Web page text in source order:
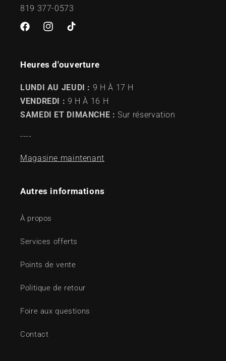
819 377-0573
FacebookInstagramTikTok
Heures d'ouverture
LUNDI AU JEUDI : 9 H À 17 H
VENDREDI : 9 H À 16 H
SAMEDI ET DIMANCHE : Sur réservation
----
Magasine maintenant
Autres informations
À propos
Services offerts
Points de vente
Politique de retour
Foire aux questions
Contact